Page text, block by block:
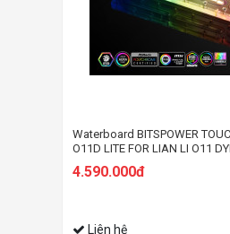
Waterboard BITSPOWER
O11D LITE FOR LIAN LI O11
4.590.000đ
Liên hệ